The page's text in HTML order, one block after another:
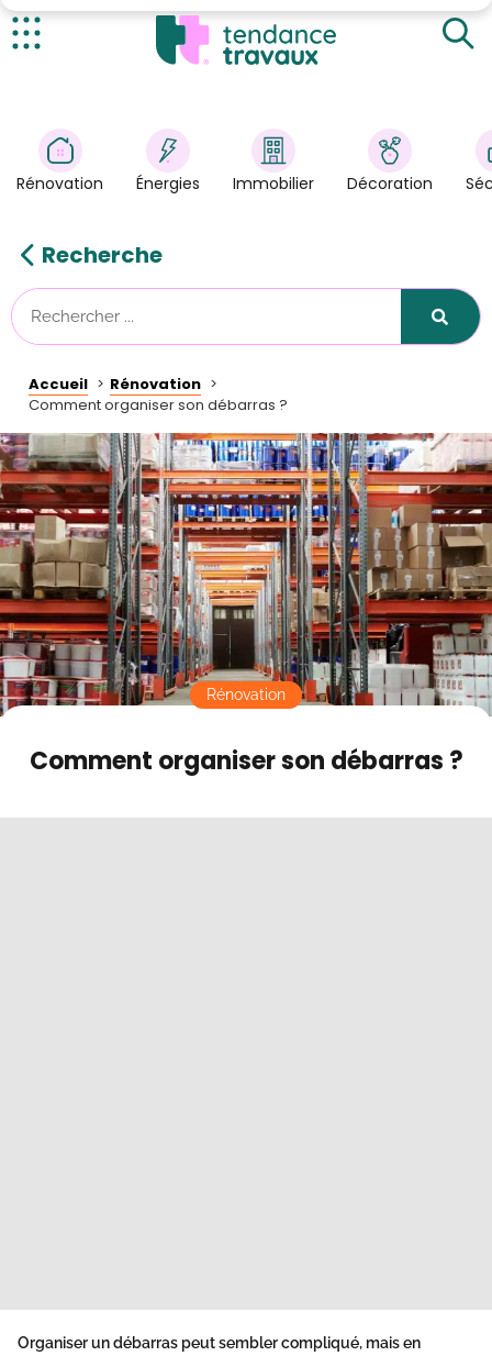
Énergies
Immobilier
Astuces/DIY
Tendance Travaux
Kit partenaire
À propos
Contact
Mode sombre
Rénovation Énergies Immobilier Décoration
Recherche
Accueil
Rénovation
Comment organiser son débarras ?
Comment organiser son débarras ?
Rénovation
Organiser un débarras peut sembler compliqué, mais en